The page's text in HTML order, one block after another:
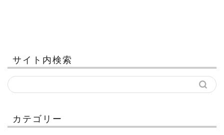
サイト内検索
カテゴリー